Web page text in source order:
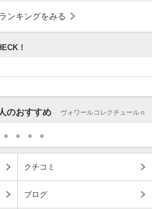
ンキングをみる
！
のおすすめ ヴォワールコレクチュールｎ
クチコミ
ブログ